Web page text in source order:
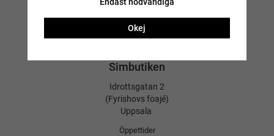
Frågor & svar
Maila till oss
Tel. 018-232525
Simbutiken
Idrottsgatan 2
(Fyrishovs foajé)
Uppsala
Öppettider
Okej